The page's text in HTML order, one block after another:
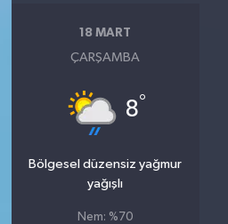
18 MART
ÇARŞAMBA
8°
Bölgesel düzensiz yağmur
yağışlı
Nem: %70